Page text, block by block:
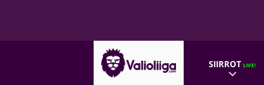
SIIRROTLIVE!